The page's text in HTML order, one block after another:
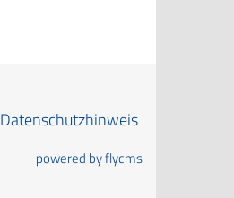
Datenschutzhinweis
powered by flycms